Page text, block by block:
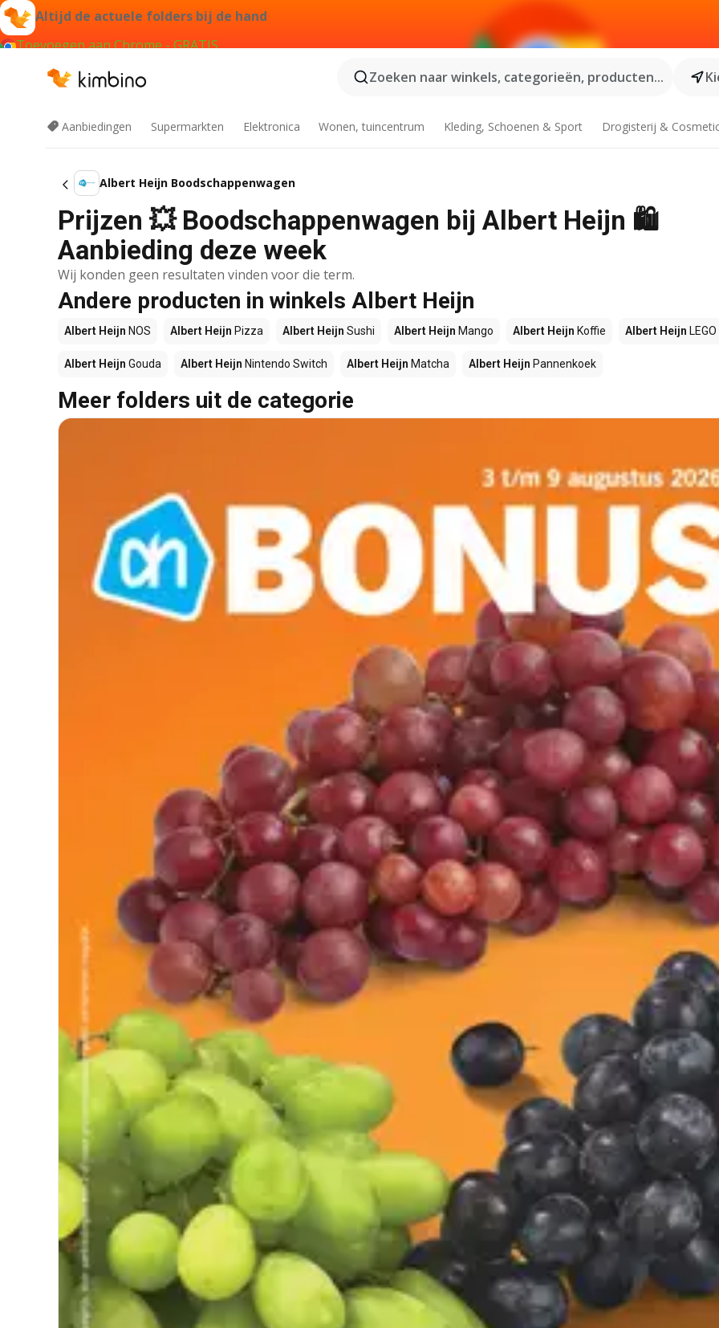
Altijd de actuele folders bij de hand
Toevoegen aan Chrome - GRATIS
Zoeken naar winkels, categorieën, producten...
Aanbiedingen Supermarkten Elektronica Wonen, tuincentrum Kleding, Schoenen & Sport Drogisterij &
Albert Heijn Boodschappenwagen
Prijzen 💥 Boodschappenwagen bij Albert Heijn 🛍️
Aanbieding deze week
Wij konden geen resultaten vinden voor die term.
Andere producten in winkels Albert Heijn
Albert Heijn NOS Albert Heijn Pizza Albert Heijn Sushi Albert Heijn Mango Albert Heijn Koffie Albert Heijn LEGO
Albert Heijn Gouda Albert Heijn Nintendo Switch Albert Heijn Matcha Albert Heijn Pannenkoek
Meer folders uit de categorie